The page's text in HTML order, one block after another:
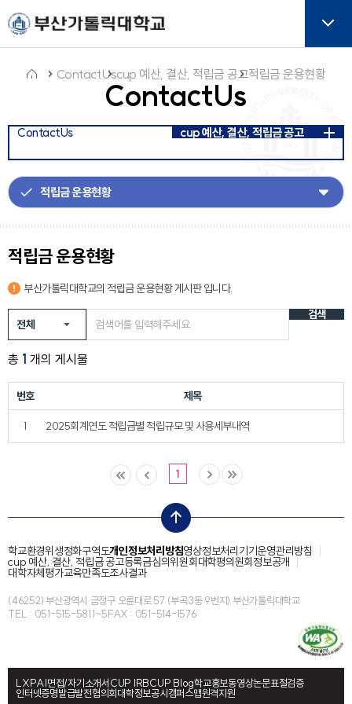
주메뉴로 가기
본문으로 가기
하단으로 가기
ContactUs
아
이
콘
ContactUscup 예산, 결산, 적립금 공고적립금 운용현황
ContactUs cup 예산, 결산, 적립금 공고
적립금 운용현황
부산가톨릭대학교의 적립금 운용현황게시판 입니다.
검색
총 1 개의 게시물
번호 제목
1 2025회계연도 적립금별 적립규모 및 사용세부내역
1
top
학교환경위생정화구역도개인정보처리방침영상정보처리기기운영관리방침
cup 예산, 결산, 적립금 공고등록금심의위원회대학평의원회정보공개
대학자체평가교육만족도조사결과
(46252) 부산광역시 금정구 오륜대로 57 (부곡3동 9번지) 부산가톨릭대학교
TEL : 051-515-5811~5FAX : 051-514-1576
LXPAI면접/자기소개서CUP IRBCUP Blog학교홍보동영상논문표절검증
인터넷증명발급발전협의회대학정보공시캠퍼스맵원격지원